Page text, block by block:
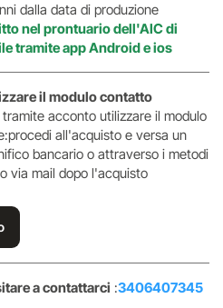
dalla data di produzione
nel prontuario dell'AIC di
tramite app Android e ios
il modulo contatto
acconto utilizzare il modulo
all'acquisto e versa un
bancario o attraverso i metodi
via mail dopo l'acquisto
a contattarci :3406407345